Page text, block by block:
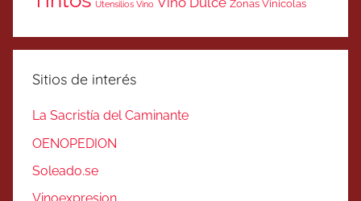
Utensilios Vino Zonas Vinicolas
Sitios de interés
La Sacristía del Caminante
OENOPEDION
Soleado.se